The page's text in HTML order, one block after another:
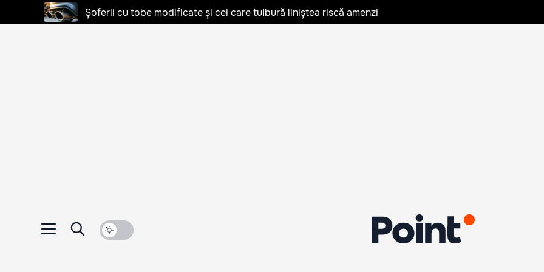
Șoferii cu tobe modificate și cei care tulbură liniștea riscă amenzi